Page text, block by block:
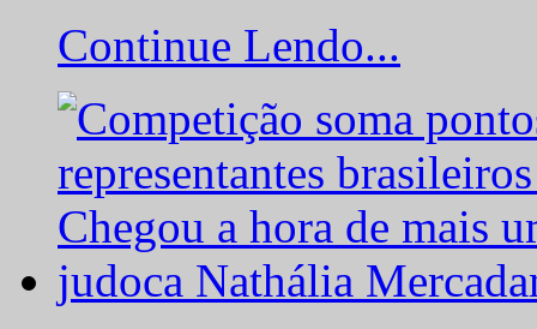
Continue Lendo...